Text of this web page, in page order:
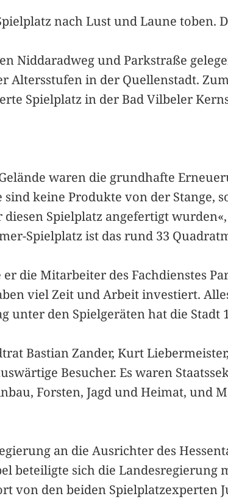
nach Lust und Laune toben.
Niddaradweg und Parkstraße
Altersstufen in der Quellenstadt.
Spielplatz in der Bad Vilbeler
waren die grundhafte
keine Produkte von der Stange,
Spielplatz angefertigt
Spielplatz ist das rund 33
die Mitarbeiter des Fachdienstes
viel Zeit und Arbeit investiert.
den Spielgeräten hat die Stadt
Bastian Zander, Kurt
Besucher. Es waren
Forsten, Jagd und Heimat, und
an die Ausrichter des
beteiligte sich die Landesregierung
von den beiden Spielplatzexperten